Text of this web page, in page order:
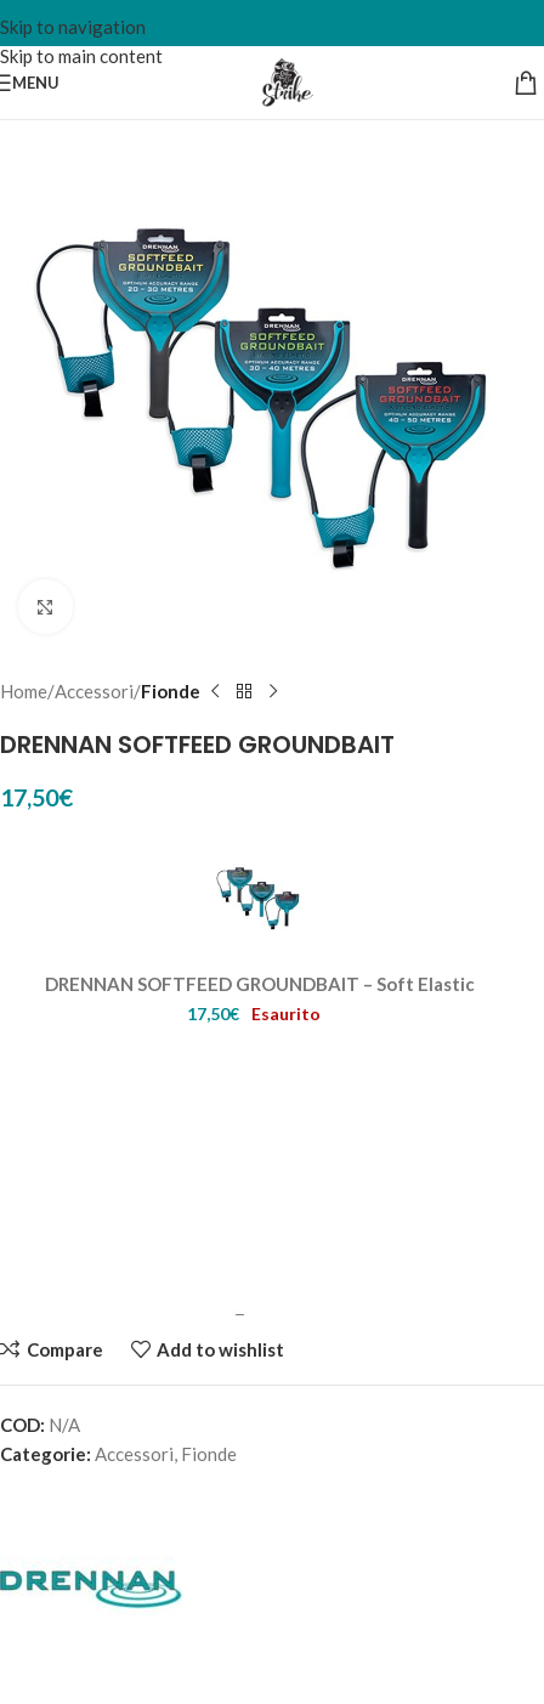
Skip to navigation
Skip to main content
MENU
Home Accessori Fionde
DRENNAN SOFTFEED GROUNDBAIT
17,50€
DRENNAN SOFTFEED GROUNDBAIT – Soft Elastic
17,50€ Esaurito
DRENNAN SOFTFEED GROUNDBAIT – Strong Elastic
17,50€
Compare Add to wishlist
COD: N/A
Categorie: Accessori, Fionde